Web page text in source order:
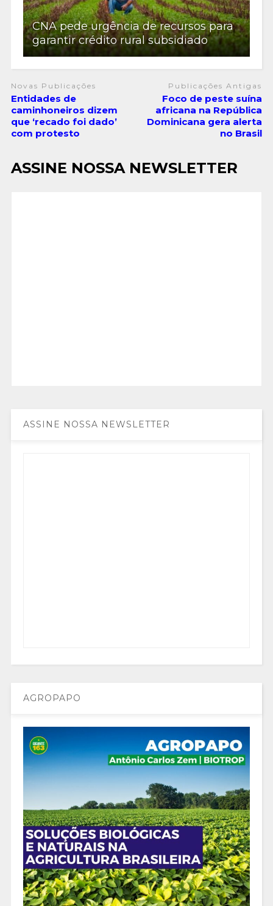
CNA pede urgência de recursos para
garantir crédito rural subsidiado
Novas Publicações
Entidades de
caminhoneiros dizem
que ‘recado foi dado’
com protesto
Publicações Antigas
Foco de peste suína
africana na República
Dominicana gera alerta
no Brasil
ASSINE NOSSA NEWSLETTER
ASSINE NOSSA NEWSLETTER
AGROPAPO